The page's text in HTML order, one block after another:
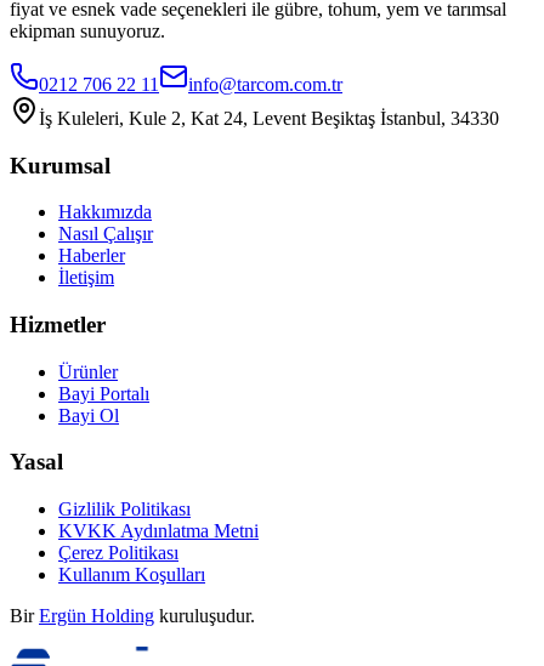
fiyat ve esnek vade seçenekleri ile gübre, tohum, yem ve tarımsal
ekipman sunuyoruz.
0212 706 22 11
info@tarcom.com.tr
İş Kuleleri, Kule 2, Kat 24, Levent Beşiktaş İstanbul, 34330
Kurumsal
Hakkımızda
Nasıl Çalışır
Haberler
İletişim
Hizmetler
Ürünler
Bayi Portalı
Bayi Ol
Yasal
Gizlilik Politikası
KVKK Aydınlatma Metni
Çerez Politikası
Kullanım Koşulları
Bir Ergün Holding kuruluşudur.